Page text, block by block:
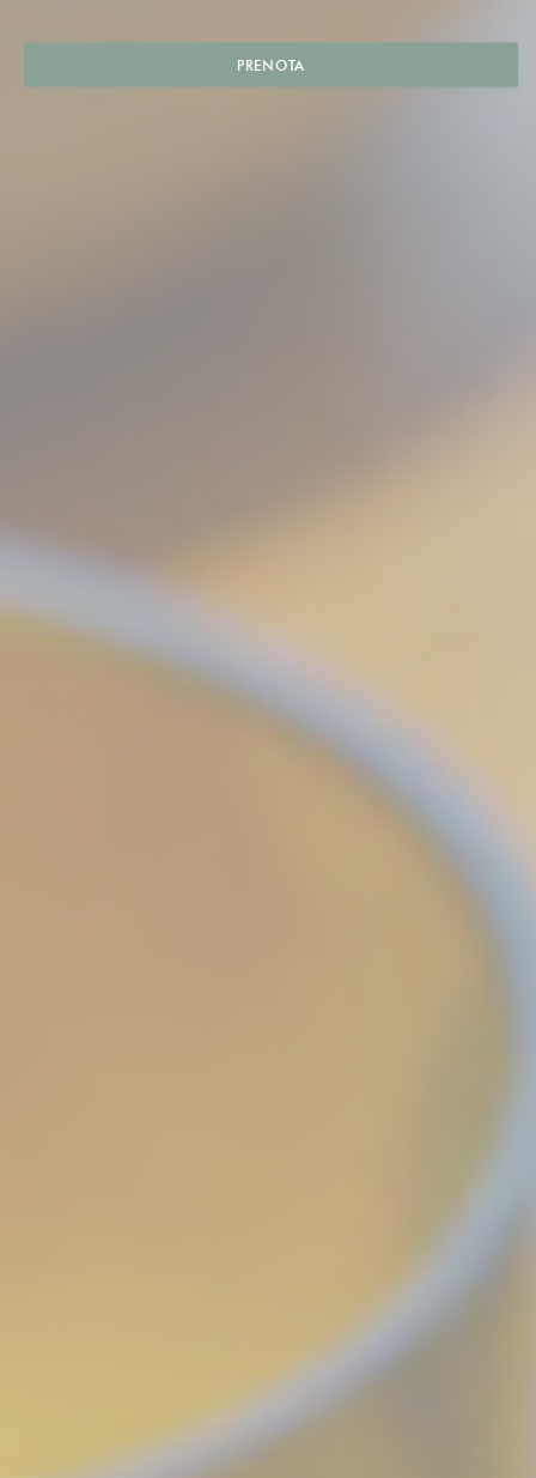
PRENOTA